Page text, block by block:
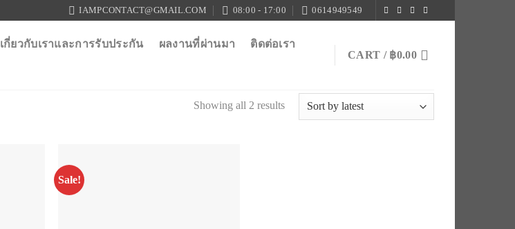
IAMPCONTACT@GMAIL.COM 08:00 - 17:00 0614949549
เกี่ยวกับเราและการรับประกัน ผลงานที่ผ่านมา
ติดต่อเรา
CART / ฿0.00
Showing all 2 results
Sale!